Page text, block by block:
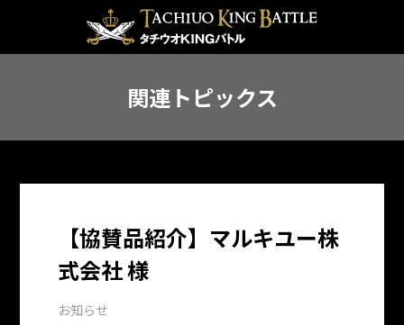
関連トピックス
【協賛品紹介】マルキユー株
式会社 様
お知らせ